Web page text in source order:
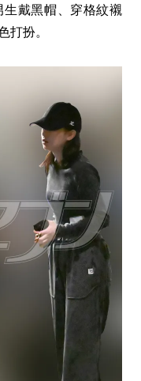
戴黑帽、穿格紋襯
扮。